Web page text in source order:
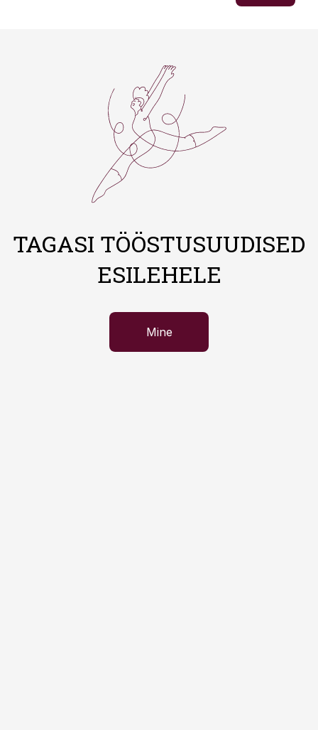
TAGASI TÖÖSTUSUUDISED
ESILEHELE
Mine